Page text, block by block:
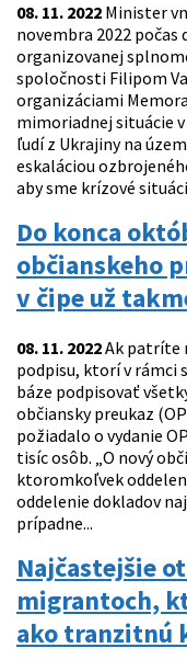
08. 11. 2022 Minister
novembra 2022
organizovanej
spoločnosti Filipom
organizáciami
mimoriadnej situácie
ľudí z Ukrajiny na
eskaláciou
aby sme krízové
Do konca
občianskeho
v čipe už
08. 11. 2022Ak patríte
podpisu, ktorí v rámci
báze podpisovať
občiansky preukaz
požiadalo o vydanie
tisíc osôb. „O nový
ktoromkoľvek
oddelenie dokladov
prípadne...
Najčastejšie
migrantoch,
ako tranzitnú